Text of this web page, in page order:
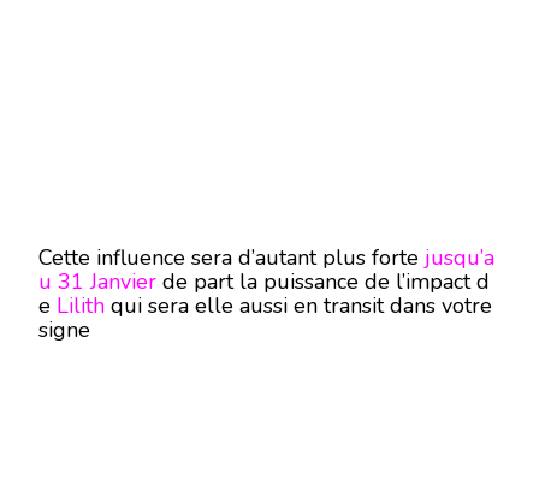
Cette influence sera d’autant plus forte jusqu’a
u 31 Janvier de part la puissance de l’impact d
e Lilith qui sera elle aussi en transit dans votre
signe